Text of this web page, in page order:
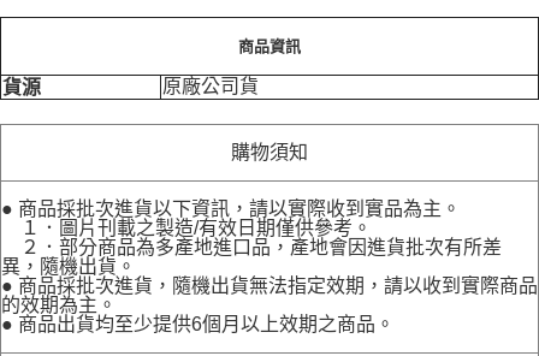
商品資訊
貨源 原廠公司貨
購物須知
● 商品採批次進貨以下資訊，請以實際收到實品為主。
１．圖片刊載之製造/有效日期僅供參考。
２．部分商品為多產地進口品，產地會因進貨批次有所差
異，隨機出貨。
● 商品採批次進貨，隨機出貨無法指定效期，請以收到實際商品
的效期為主。
● 商品出貨均至少提供6個月以上效期之商品。